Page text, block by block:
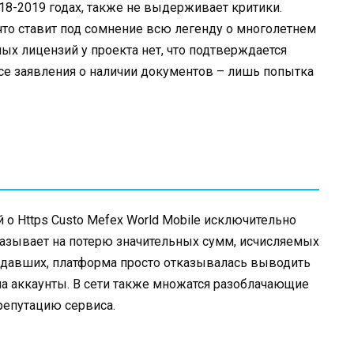
2019 годах, также не выдерживает критики.
ставит под сомнение всю легенду о многолетнем
лицензий у проекта нет, что подтверждается
заявления о наличии документов – лишь попытка
о Https Custo Mefex World Mobile исключительно
на потерю значительных сумм, исчисляемых
платформа просто отказывалась выводить
аккаунты. В сети также множатся разоблачающие
сервиса.